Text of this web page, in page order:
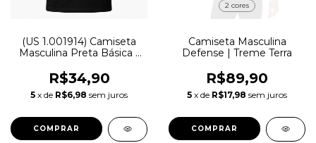
(US 1.001914) Camiseta
Masculina Preta Básica |
R$34,90
5 x de R$6,98 sem juros
COMPRAR
2 cores
Camiseta Masculina
Defense | Treme Terra
R$89,90
5 x de R$17,98 sem juros
COMPRAR